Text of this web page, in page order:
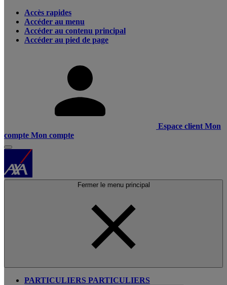
Accès rapides
Accéder au menu
Accéder au contenu principal
Accéder au pied de page
Espace client Mon
compte Mon compte
Fermer le menu principal
PARTICULIERS PARTICULIERS